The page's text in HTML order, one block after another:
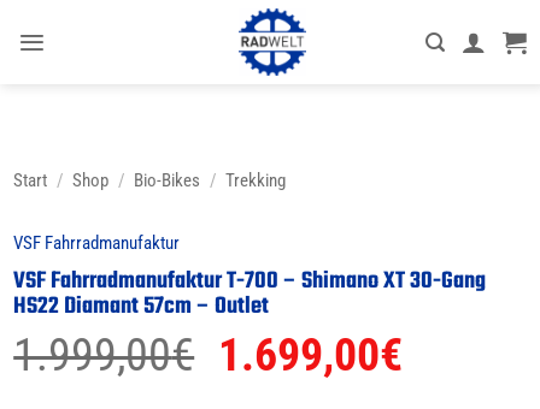
Inhalt
Start / Shop / Bio-Bikes / Trekking
VSF Fahrradmanufaktur
VSF Fahrradmanufaktur T-700 – Shimano XT 30-Gang
HS22 Diamant 57cm – Outlet
1.999,00€ Ursprünglicher
1.699,00€